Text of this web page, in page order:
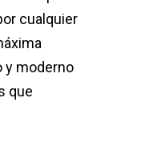
cualquier
y moderno
que